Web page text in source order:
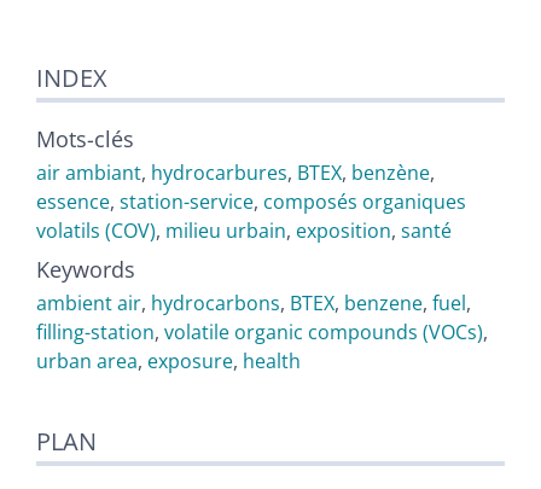
INDEX
Mots-clés
air ambiant, hydrocarbures, BTEX, benzène,
essence, station-service, composés organiques
volatils (COV), milieu urbain, exposition, santé
Keywords
ambient air, hydrocarbons, BTEX, benzene, fuel,
filling-station, volatile organic compounds (VOCs),
urban area, exposure, health
PLAN